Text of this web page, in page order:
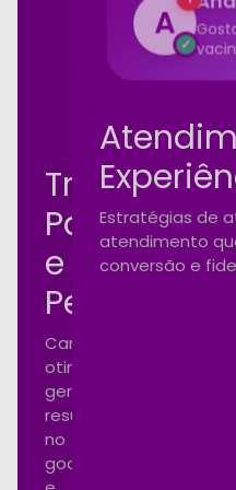
Tráfego
Pago
e
Performance
Campanhas
otimizadas
gerando
resultados
no
google
Estratégias de
atendimento
conversão e